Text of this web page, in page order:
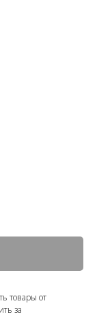
товары от
за